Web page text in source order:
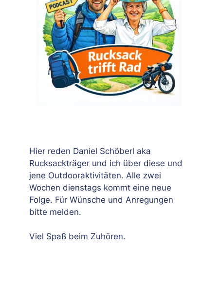
Hier reden Daniel Schöberl aka
Rucksackträger und ich über diese und
jene Outdooraktivitäten. Alle zwei
Wochen dienstags kommt eine neue
Folge. Für Wünsche und Anregungen
bitte melden.
Viel Spaß beim Zuhören.